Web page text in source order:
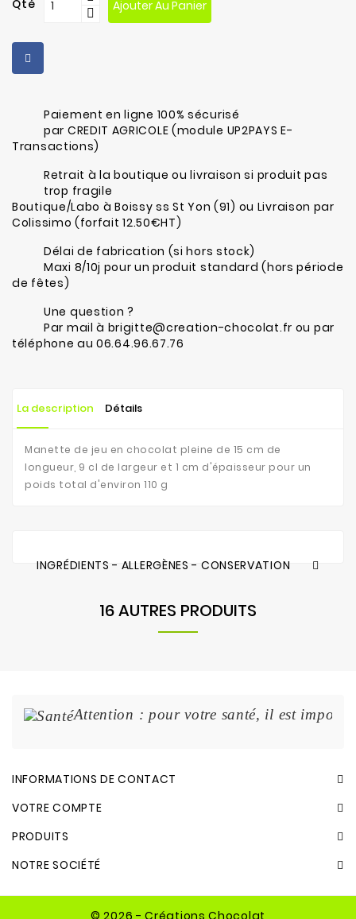
Qté Ajouter Au Panier
Paiement en ligne 100% sécurisé
par CREDIT AGRICOLE (module UP2PAYS E-
Transactions)
Retrait à la boutique ou livraison si produit pas
trop fragile
Boutique/Labo à Boissy ss St Yon (91) ou Livraison par
Colissimo (forfait 12.50€HT)
Délai de fabrication (si hors stock)
Maxi 8/10j pour un produit standard (hors période
de fêtes)
Une question ?
Par mail à brigitte@creation-chocolat.fr ou par
téléphone au 06.64.96.67.76
La description Détails
Manette de jeu en chocolat pleine de 15 cm de
longueur, 9 cl de largeur et 1 cm d'épaisseur pour un
poids total d'environ 110 g
INGRÉDIENTS - ALLERGÈNES - CONSERVATION
16 AUTRES PRODUITS
Attention : pour votre santé, il est
INFORMATIONS DE CONTACT
VOTRE COMPTE
PRODUITS
NOTRE SOCIÉTÉ
© 2026 - Créations Chocolat